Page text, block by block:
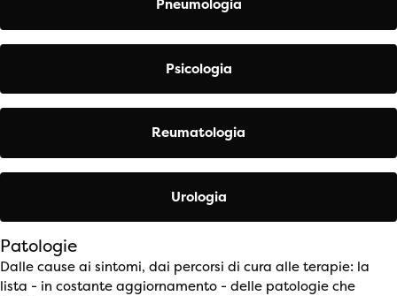
Pneumologia
Psicologia
Reumatologia
Urologia
Patologie
Dalle cause ai sintomi, dai percorsi di cura alle terapie: la
lista - in costante aggiornamento - delle patologie che